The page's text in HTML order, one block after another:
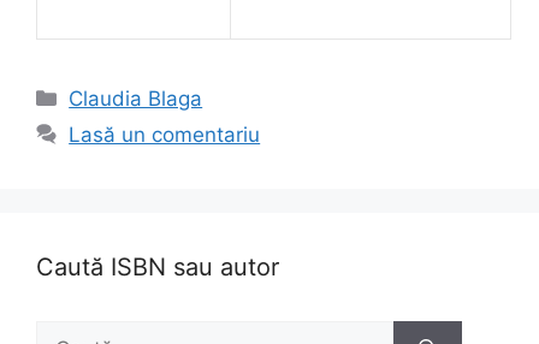
Categorii
Claudia Blaga
Lasă un comentariu
Caută ISBN sau autor